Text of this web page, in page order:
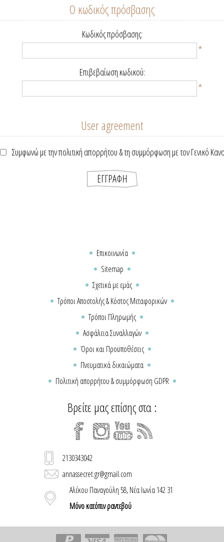
Ο κωδικός πρόσβασης
Κωδικός πρόσβασης:
*
Επιβεβαίωση κωδικού:
*
User agreement
Συμφωνώ με την πολιτική απορρήτου & τη συμμόρφωση με τον Γενικό
Επικοινωνία
Sitemap
Σχετικά με εμάς
Τρόποι Αποστολής & Κόστος Μεταφορικών
Τρόποι Πληρωμής
Ασφάλεια Συναλλαγών
Όροι και Προϋποθέσεις
Πνευματικά δικαιώματα
Πολιτική απορρήτου & συμμόρφωση GDPR
Βρείτε μας επίσης στα :
2130343042
annassecret.gr@gmail.com
Αλέκου Παναγούλη 58, Νέα Ιωνία 142 31
Μόνο κατόπιν ραντεβού